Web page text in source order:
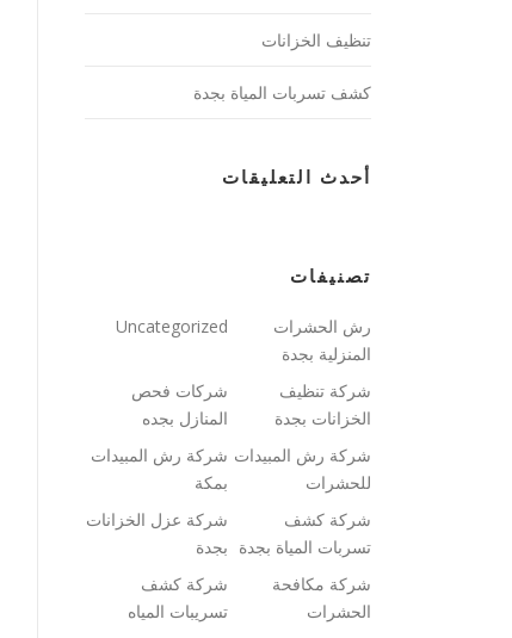
تنظيف الخزانات
كشف تسربات المياة بجدة
أحدث التعليقات
تصنيفات
Uncategorized
رش الحشرات
المنزلية بجدة
شركات فحص
المنازل بجده
شركة تنظيف
الخزانات بجدة
شركة رش المبيدات
بمكة
شركة رش المبيدات
للحشرات
شركة عزل الخزانات
بجدة
شركة كشف
تسربات المياة بجدة
شركة كشف
تسريبات المياه
شركة مكافحة
الحشرات